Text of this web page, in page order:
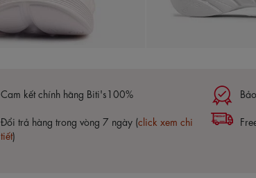
Cam kết chính hãng Biti's100%
Đổi trả hàng trong vòng 7 ngày (click xem chi
tiết)